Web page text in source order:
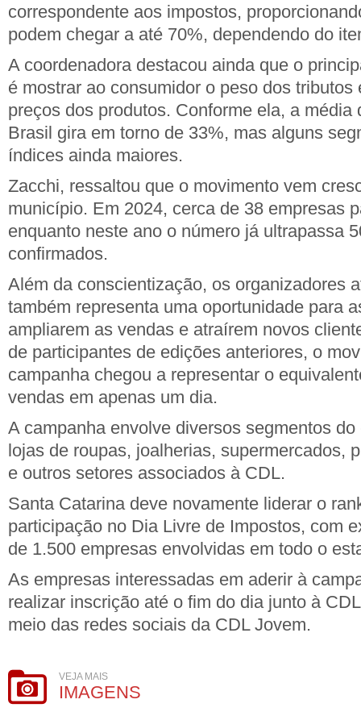
correspondente aos impostos,
podem chegar a até 70%, dependendo do
A coordenadora destacou ainda que o
é mostrar ao consumidor o peso dos tributos
preços dos produtos. Conforme ela, a média
Brasil gira em torno de 33%, mas alguns
índices ainda maiores.
Zacchi, ressaltou que o movimento vem
município. Em 2024, cerca de 38 empresas
enquanto neste ano o número já ultrapassa
confirmados.
Além da conscientização, os organizadores
também representa uma oportunidade para
ampliarem as vendas e atraírem novos
de participantes de edições anteriores, o
campanha chegou a representar o
vendas em apenas um dia.
A campanha envolve diversos segmentos
lojas de roupas, joalherias, supermercados,
e outros setores associados à CDL.
Santa Catarina deve novamente liderar o
participação no Dia Livre de Impostos, com
de 1.500 empresas envolvidas em todo o
As empresas interessadas em aderir à
realizar inscrição até o fim do dia junto à
meio das redes sociais da CDL Jovem.
VEJA MAIS
IMAGENS